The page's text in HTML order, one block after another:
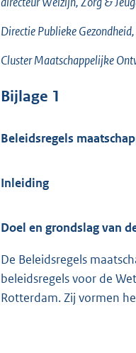
Directie Publieke
Cluster Maatschappelijke
Bijlage 1
Beleidsregels
Inleiding
Doel en grondslag van
De Beleidsregels
beleidsregels voor de
Rotterdam. Zij vormen